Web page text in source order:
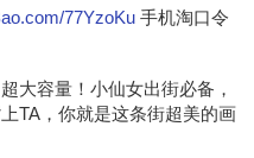
77YzoKu 手机淘口令
大容量！小仙女出街必备，
TA，你就是这条街超美的画